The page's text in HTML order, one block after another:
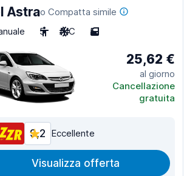
Astrao Compatta simile
5 A/C 5
25,62 €
al giorno
Cancellazione
gratuita
9,2 Eccellente
Visualizza offerta